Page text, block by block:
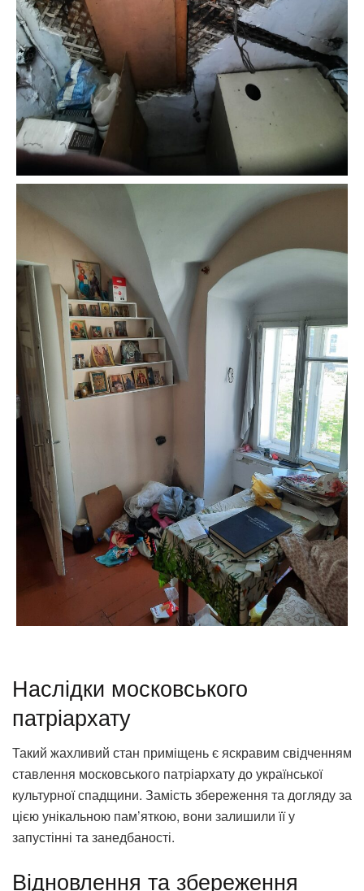
Наслідки московського
патріархату
Такий жахливий стан приміщень є яскравим свідченням
ставлення московського патріархату до української
культурної спадщини. Замість збереження та догляду за
цією унікальною пам’яткою, вони залишили її у
запустінні та занедбаності.
Відновлення та збереження